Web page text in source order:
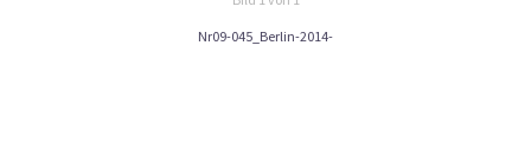
Nr09-045_Berlin-2014-